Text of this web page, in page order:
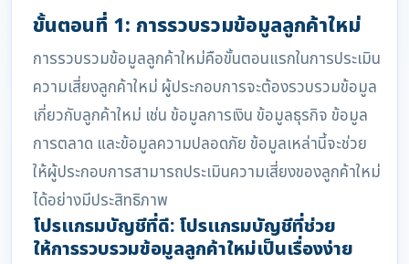
ขั้นตอนที่ 1: การรวบรวมข้อมูลลูกค้าใหม่
การรวบรวมข้อมูลลูกค้าใหม่คือขั้นตอนแรกในการประเมิน
ความเสี่ยงลูกค้าใหม่ ผู้ประกอบการจะต้องรวบรวมข้อมูล
เกี่ยวกับลูกค้าใหม่ เช่น ข้อมูลการเงิน ข้อมูลธุรกิจ ข้อมูล
การตลาด และข้อมูลความปลอดภัย ข้อมูลเหล่านี้จะช่วย
ให้ผู้ประกอบการสามารถประเมินความเสี่ยงของลูกค้าใหม่
ได้อย่างมีประสิทธิภาพ
โปรแกรมบัญชีที่ดี: โปรแกรมบัญชีที่ช่วย
ให้การรวบรวมข้อมูลลูกค้าใหม่เป็นเรื่องง่าย